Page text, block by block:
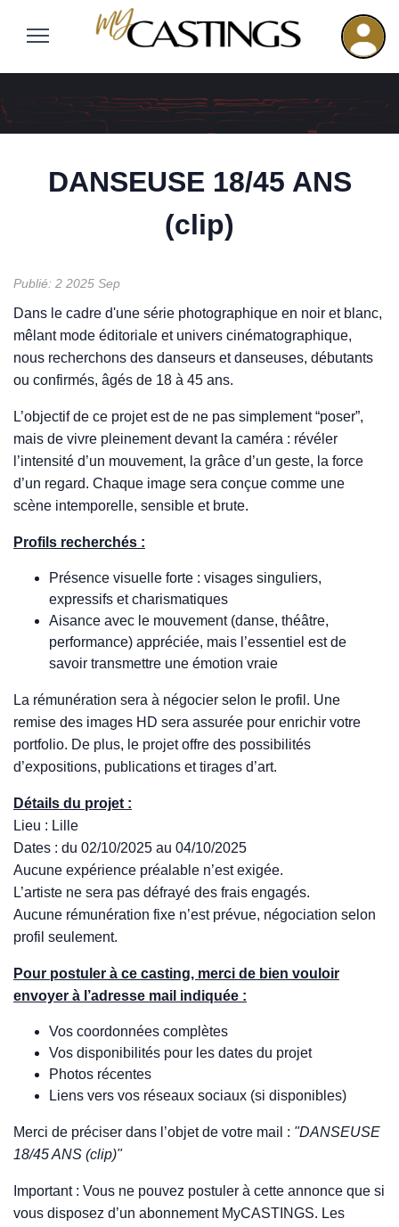
DANSEUSE 18/45 ANS
(clip)
Publié: 2 2025 Sep
Dans le cadre d'une série photographique en noir et blanc,
mêlant mode éditoriale et univers cinématographique,
nous recherchons des danseurs et danseuses, débutants
ou confirmés, âgés de 18 à 45 ans.
L’objectif de ce projet est de ne pas simplement “poser”,
mais de vivre pleinement devant la caméra : révéler
l’intensité d’un mouvement, la grâce d’un geste, la force
d’un regard. Chaque image sera conçue comme une
scène intemporelle, sensible et brute.
Profils recherchés :
Présence visuelle forte : visages singuliers,
expressifs et charismatiques
Aisance avec le mouvement (danse, théâtre,
performance) appréciée, mais l’essentiel est de
savoir transmettre une émotion vraie
La rémunération sera à négocier selon le profil. Une
remise des images HD sera assurée pour enrichir votre
portfolio. De plus, le projet offre des possibilités
d’expositions, publications et tirages d’art.
Détails du projet :
Lieu : Lille
Dates : du 02/10/2025 au 04/10/2025
Aucune expérience préalable n’est exigée.
L’artiste ne sera pas défrayé des frais engagés.
Aucune rémunération fixe n’est prévue, négociation selon
profil seulement.
Pour postuler à ce casting, merci de bien vouloir
envoyer à l’adresse mail indiquée :
Vos coordonnées complètes
Vos disponibilités pour les dates du projet
Photos récentes
Liens vers vos réseaux sociaux (si disponibles)
Merci de préciser dans l’objet de votre mail : "DANSEUSE
18/45 ANS (clip)"
Important : Vous ne pouvez postuler à cette annonce que si
vous disposez d’un abonnement MyCASTINGS. Les